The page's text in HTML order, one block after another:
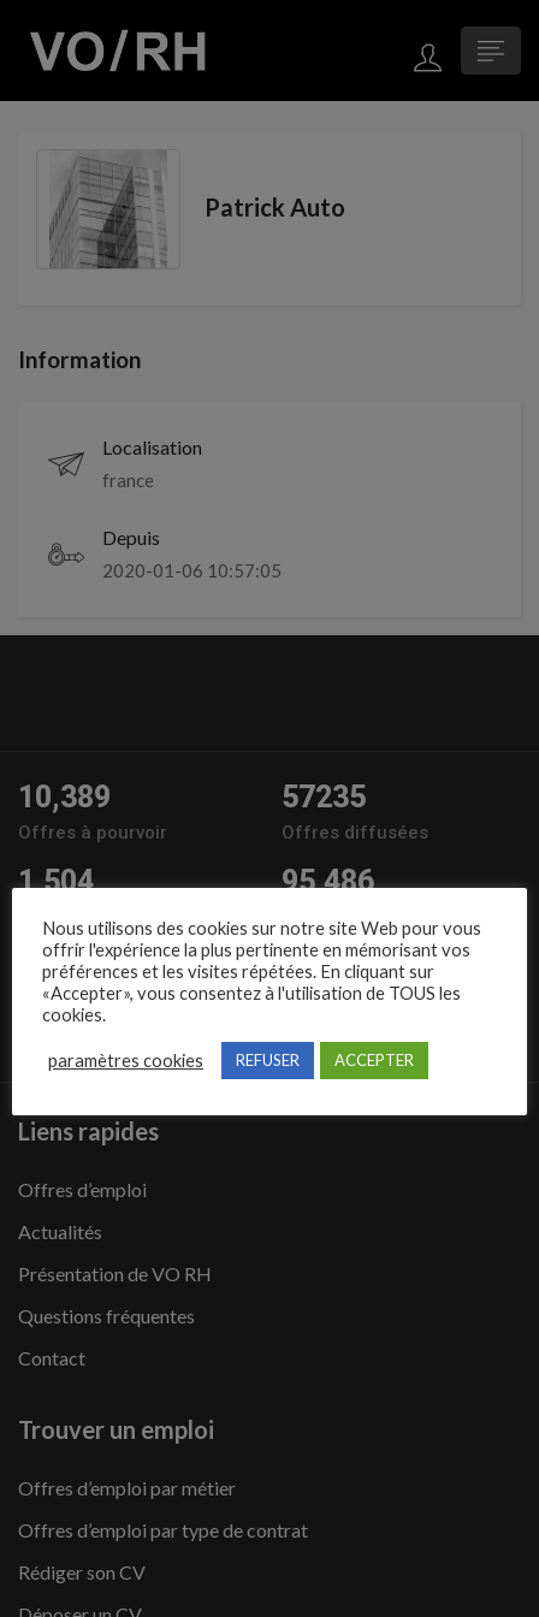
Patrick Auto
Information
Localisation
france
Depuis
2020-01-06 10:57:05
10,389
Offres à pourvoir
57235
Offres diffusées
1,504
Entreprises
95,486
Candidats
Nous suivre
Liens rapides
Offres d’emploi
Actualités
Présentation de VO RH
Questions fréquentes
Contact
Trouver un emploi
Offres d’emploi par métier
Offres d’emploi par type de contrat
Rédiger son CV
Nous utilisons des cookies sur notre site Web pour vous
offrir l'expérience la plus pertinente en mémorisant vos
préférences et les visites répétées. En cliquant sur
«Accepter», vous consentez à l'utilisation de TOUS les
cookies.
paramètres cookies REFUSER ACCEPTER